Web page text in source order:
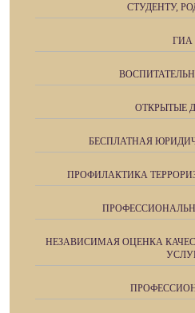
СТУДЕНТУ,
ГИА
ОТКРЫТЫЕ
БЕСПЛАТНАЯ
ПРОФИЛАКТИКА
НЕЗАВИСИМАЯ ОЦЕНКА